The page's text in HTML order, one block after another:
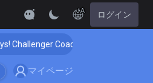
JA ログイン
Coaching
マイページ